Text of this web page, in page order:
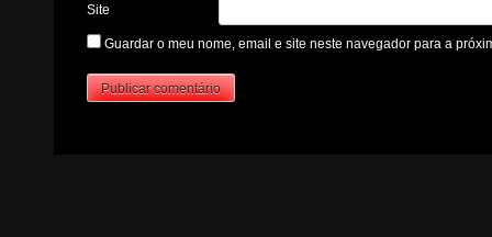
Site
Guardar o meu nome, email e site neste navegador para a